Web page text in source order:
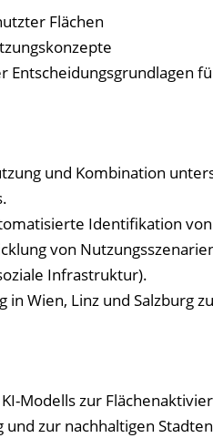
Flächen
und Kombination
Identifikation
von
Infrastruktur).
in Wien, Linz und Salzburg
Modells zur
zur nachhaltigen